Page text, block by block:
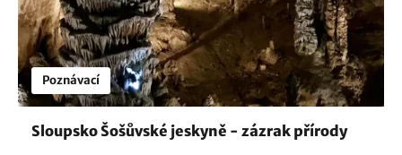
Poznávací
Sloupsko Šošůvské jeskyně - zázrak přírody